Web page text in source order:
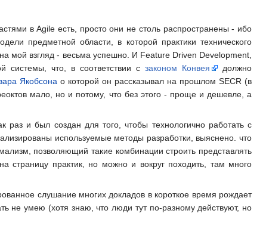
в Agile есть, просто они не столь распространены - ибо
предметной области, в которой практики технического
мой взгляд - весьма успешно. И Feature Driven Development,
системы, что, в соответствии сзаконом Конвея
должно
Якобсона о которой он рассказывал на прошлом SECR (в
мало, но и потому, что без этого - проще и дешевле, а
раз и был создан для того, чтобы технологично работать с
используемые методы разработки, выяснено. что
позволяющий такие комбинации строить представлять
страницу практик, но можно и вокруг походить, там много
слушание многих докладов в короткое время рождает
не умею (хотя знаю, что люди тут по-разному действуют, но